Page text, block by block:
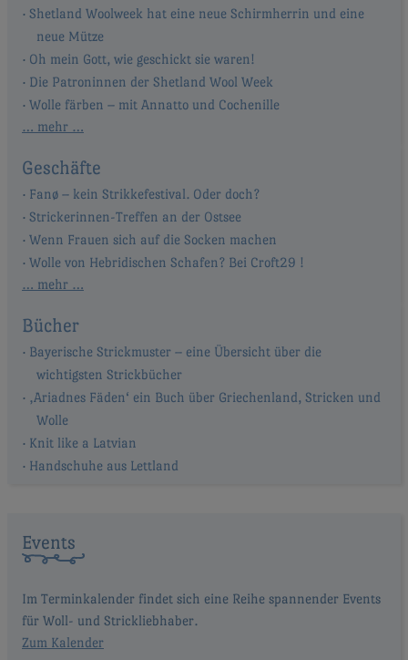
Shetland Woolweek hat eine neue Schirmherrin und eine
neue Mütze
Oh mein Gott, wie geschickt sie waren!
Die Patroninnen der Shetland Wool Week
Wolle färben – mit Annatto und Cochenille
… mehr …
Geschäfte
Fanø – kein Strikkefestival. Oder doch?
Strickerinnen-Treffen an der Ostsee
Wenn Frauen sich auf die Socken machen
Wolle von Hebridischen Schafen? Bei Croft29 !
… mehr …
Bücher
Bayerische Strickmuster – eine Übersicht über die
wichtigsten Strickbücher
‚Ariadnes Fäden‘ ein Buch über Griechenland, Stricken und
Wolle
Knit like a Latvian
Handschuhe aus Lettland
Events
Im Terminkalender findet sich eine Reihe spannender Events
für Woll- und Strickliebhaber.
Zum Kalender